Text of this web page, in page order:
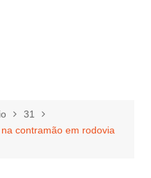
31
contramão em rodovia